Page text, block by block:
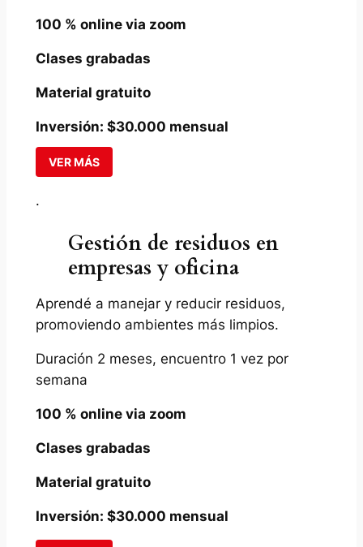
100 % online via zoom
Clases grabadas
Material gratuito
Inversión: $30.000 mensual
VER MÁS
.
Gestión de residuos en
empresas y oficina
Aprendé a manejar y reducir residuos,
promoviendo ambientes más limpios.
Duración 2 meses, encuentro 1 vez por
semana
100 % online via zoom
Clases grabadas
Material gratuito
Inversión: $30.000 mensual